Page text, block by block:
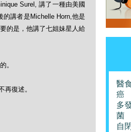
Surel, 講了一種由美國
的講者是Michelle Horn,他是
的是，他講了七姐妹星人給
。
再復述。
醫
癌
多
菌
自